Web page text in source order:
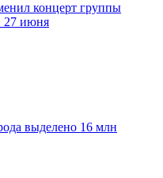
концерт группы
27 июня
выделено 16 млн